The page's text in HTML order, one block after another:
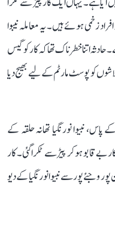
افراد زخمی ہوئے ہیں۔ یہ معاملہ نیبوا
حادثہ اتنا خطرناک تھا کہ کار کو گیس
کو پوسٹ مارٹم کے لیے بھیج دیا
نبیوا نورنگیا تھانہ حلقہ کے
قابو ہو کر پیڑ سے ٹکرا گئی۔ کار
پور وجئے پور سے نبیوا نورنگیا کے دیو